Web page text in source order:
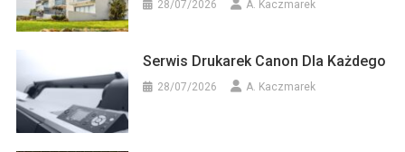
28/07/2026 A. Kaczmarek
Serwis Drukarek Canon Dla Każdego
28/07/2026 A. Kaczmarek